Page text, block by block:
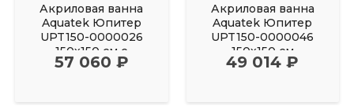
Акриловая ванна
Aquatek Юпитер
UPT150-0000026
150х150 см с
фронтальным
57 060 ₽
Акриловая ванна
Aquatek Юпитер
UPT150-0000046
150х150 см
49 014 ₽